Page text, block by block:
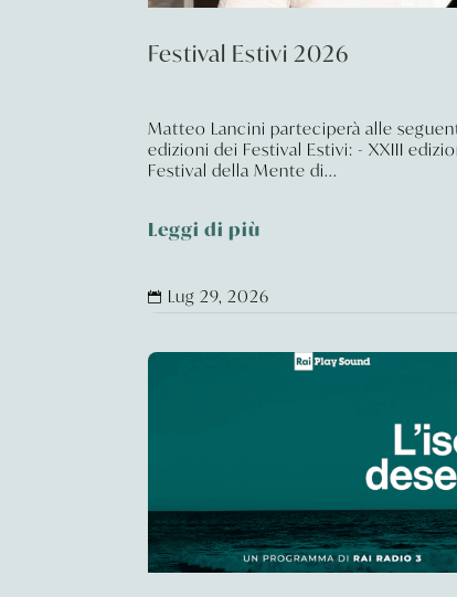
Festival Estivi 2026
Matteo Lancini parteciperà alle
edizioni dei Festival Estivi: - XXIII
Festival della Mente di...
Leggi di più
 Lug 29, 2026